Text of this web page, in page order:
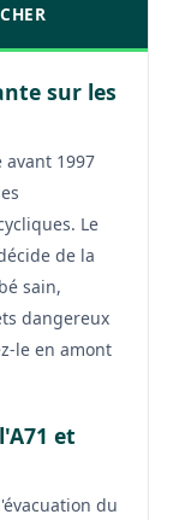
sur les
avant 1997
Le
de la
sain,
dangereux
le en amont
et
du